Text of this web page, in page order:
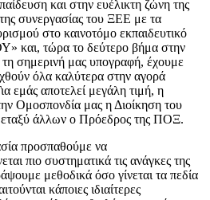
και στην ευέλικτη ζώνη της
συνεργασίας του ΞΕΕ με τα
στο καινοτόμο εκπαιδευτικό
και, τώρα το δεύτερο βήμα στην
τη σημερινή μας υπογραφή, έχουμε
όλα καλύτερα στην αγορά
εμάς αποτελεί μεγάλη τιμή, η
Ομοσπονδία μας η Διοίκηση του
άλλων ο Πρόεδρος της ΠΟΞ.
προσπαθούμε να
πιο συστηματικά τις ανάγκες της
μεθοδικά όσο γίνεται τα πεδία
κάποιες ιδιαίτερες